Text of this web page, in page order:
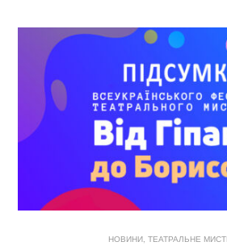
НОВИНИ, ТЕАТРАЛЬНЕ